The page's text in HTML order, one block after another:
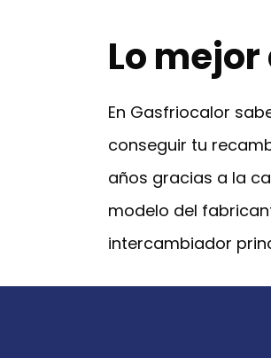
Lo
En Gasfriocalor
conseguir tu
años gracias a la
modelo del
intercambiador